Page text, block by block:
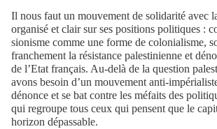
Il nous faut un mouvement de solidarité avec
organisé et clair sur ses positions politiques :
sionisme comme une forme de colonialisme,
franchement la résistance palestinienne et
de l’Etat français. Au-delà de la question
avons besoin d’un mouvement anti-
dénonce et se bat contre les méfaits des
qui regroupe tous ceux qui pensent que le
horizon dépassable.